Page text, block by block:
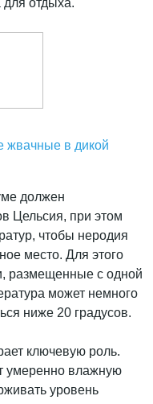
для отдыха.
жвачные в дикой
должен
Цельсия, при этом
чтобы неродия
место. Для этого
размещенные с одной
может немного
ниже 20 градусов.
ключевую роль.
умеренно влажную
уровень